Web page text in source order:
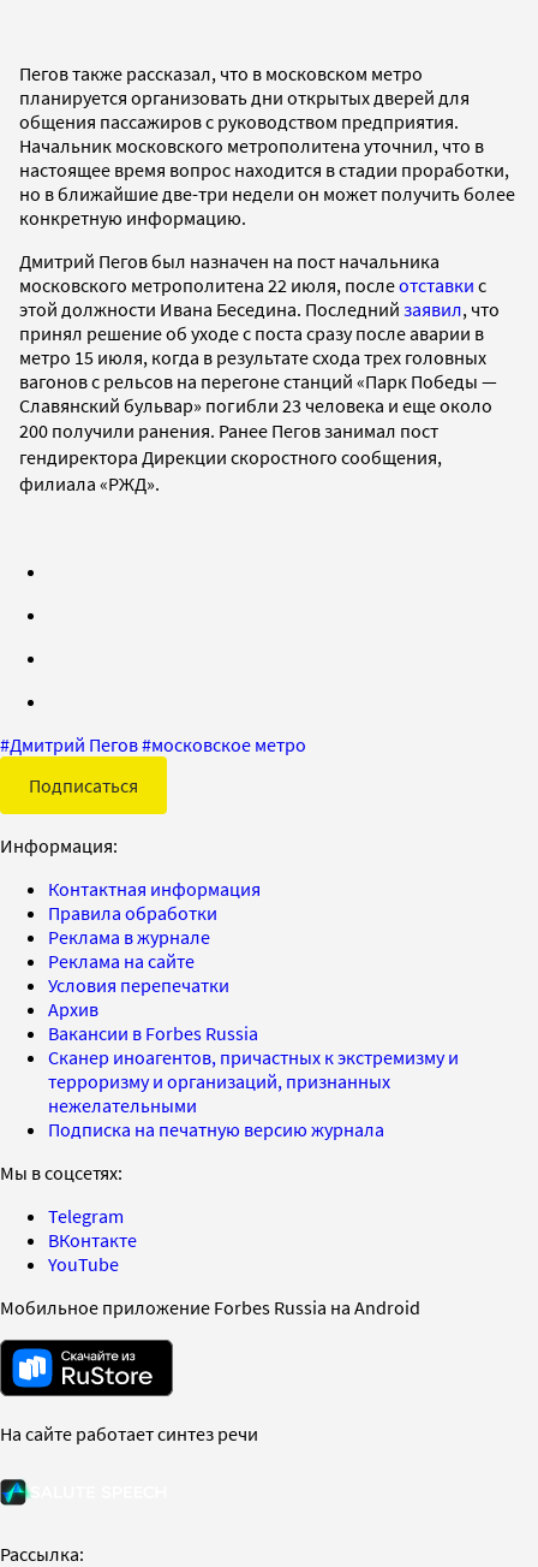
Пегов также рассказал, что в московском метро
планируется организовать дни открытых дверей для
общения пассажиров с руководством предприятия.
Начальник московского метрополитена уточнил, что в
настоящее время вопрос находится в стадии проработки,
но в ближайшие две-три недели он может получить более
конкретную информацию.
Дмитрий Пегов был назначен на пост начальника
московского метрополитена 22 июля, послеотставки с
этой должности Ивана Беседина. Последний заявил, что
принял решение об уходе с поста сразу после аварии в
метро 15 июля, когда в результате схода трех головных
вагонов с рельсов на перегоне станций «Парк Победы —
Славянский бульвар» погибли 23 человека и еще около
200 получили ранения. Ранее Пегов занимал пост
гендиректора Дирекции скоростного сообщения,
филиала «РЖД».
#Дмитрий Пегов#московское метро
Подписаться
Информация:
Контактная информация
Правила обработки
Реклама в журнале
Реклама на сайте
Условия перепечатки
Архив
Вакансии в Forbes Russia
Сканер иноагентов, причастных к экстремизму и
терроризму и организаций, признанных
нежелательными
Подписка на печатную версию журнала
Мы в соцсетях:
Telegram
ВКонтакте
YouTube
Мобильное приложение Forbes Russia на Android
На сайте работает синтез речи
Рассылка: